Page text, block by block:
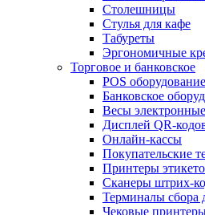
Столешницы
Стулья для кафе
Табуреты
Эргономичные
Торговое и банковское
POS оборудование
Банковское
Весы электронные
Дисплей QR-
Онлайн-кассы
Покупательские
Принтеры
Сканеры штрих-
Терминалы сбора
Чековые